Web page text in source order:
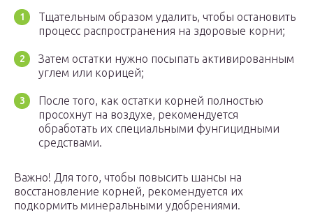
Тщательным образом удалить, чтобы остановить
процесс распространения на здоровые корни;
Затем остатки нужно посыпать активированным
углем или корицей;
После того, как остатки корней полностью
просохнут на воздухе, рекомендуется
обработать их специальными фунгицидными
средствами.
Важно! Для того, чтобы повысить шансы на
восстановление корней, рекомендуется их
подкормить минеральными удобрениями.